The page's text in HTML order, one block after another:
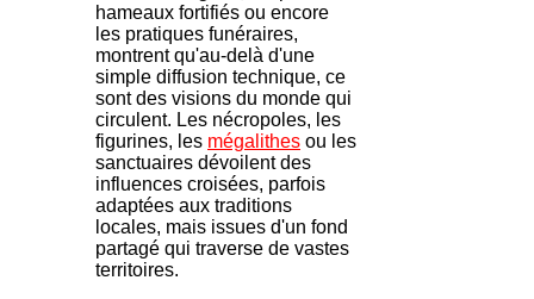
hameaux fortifiés ou encore
les pratiques funéraires,
montrent qu'au-delà d'une
simple diffusion technique, ce
sont des visions du monde qui
circulent. Les nécropoles, les
figurines, les mégalithes ou les
sanctuaires dévoilent des
influences croisées, parfois
adaptées aux traditions
locales, mais issues d'un fond
partagé qui traverse de vastes
territoires.